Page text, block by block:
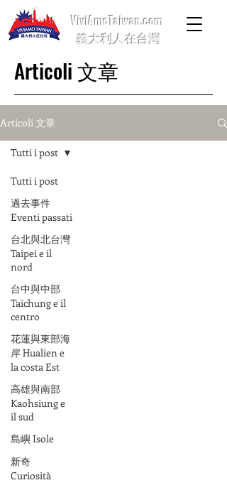
ViviAmoTaiwan.com
義大利人在台灣
Articoli 文章
Articoli 文章
Tutti i post
過去事件
Eventi passati
台北與北台灣
Taipei e il
nord
台中與中部
Taichung e il
centro
花蓮與東部海
岸 Hualien e
la costa Est
高雄與南部
Kaohsiung e
il sud
島嶼 Isole
新奇
Curiosità
Tutti i post